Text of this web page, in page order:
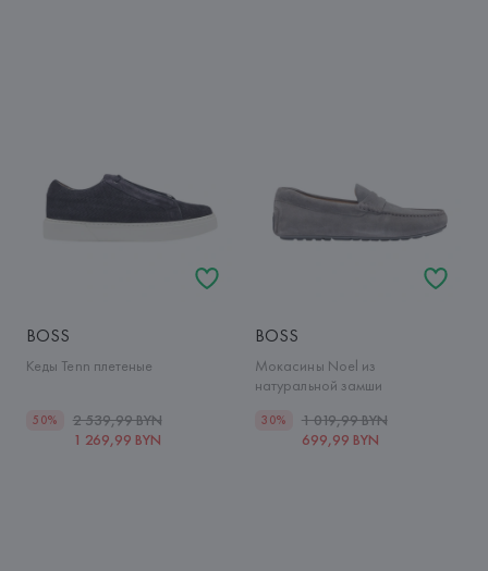
BOSS
Кеды Tenn плетеные
50%
2 539,99 BYN
1 269,99 BYN
BOSS
Мокасины Noel из
натуральной замши
30%
1 019,99 BYN
699,99 BYN